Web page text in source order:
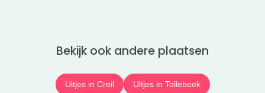
Bekijk ook andere plaatsen
Uitjes in Creil Uitjes in Tollebeek